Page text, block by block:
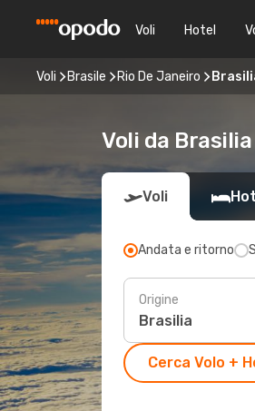
Voli Hotel
Voli Brasile Rio De Janeiro
Voli da
Voli
Andata e ritorno
Origine
Cerca Volo +